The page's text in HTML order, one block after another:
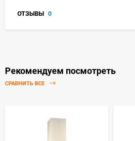
ОТЗЫВЫ 0
Рекомендуем посмотреть
СРАВНИТЬ ВСЕ